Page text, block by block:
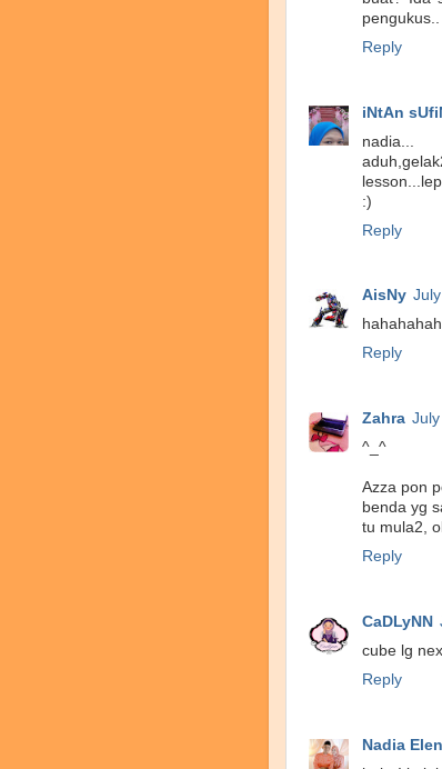
Reply
iNtAn
nadia...
:)
Reply
AisNy
Reply
Zahra
^_^
Azza pon
benda yg
tu mula2,
Reply
CaDLyNN
cube lg
Reply
Nadia